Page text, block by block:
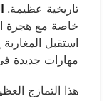
تاريخية عظيمة.
خاصة مع هجرة
استقبل
مهارات جديدة
هذا التمازج